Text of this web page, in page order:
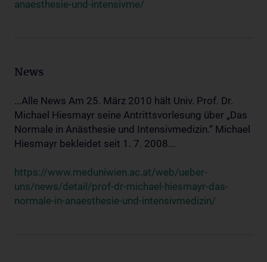
anaesthesie-und-intensivme/
News
...Alle News Am 25. März 2010 hält Univ. Prof. Dr.
Michael Hiesmayr seine Antrittsvorlesung über „Das
Normale in Anästhesie und Intensivmedizin.“ Michael
Hiesmayr bekleidet seit 1. 7. 2008...
https://www.meduniwien.ac.at/web/ueber-
uns/news/detail/prof-dr-michael-hiesmayr-das-
normale-in-anaesthesie-und-intensivmedizin/